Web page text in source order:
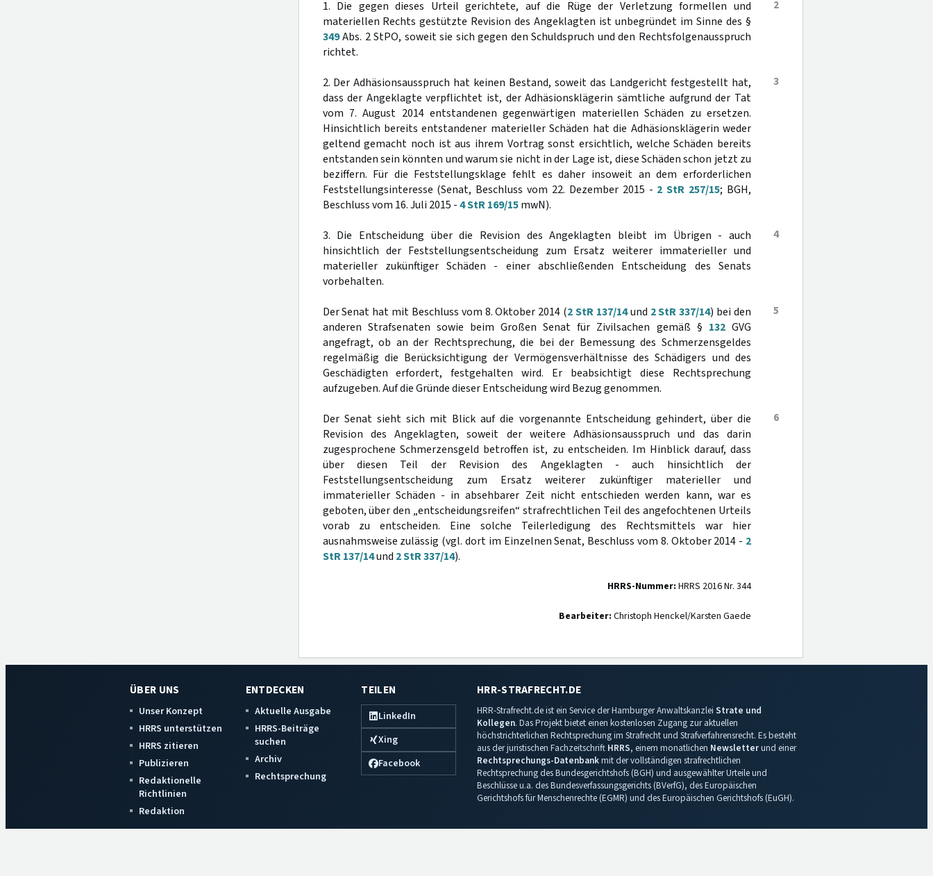
2
1. Die gegen dieses Urteil gerichtete, auf die Rüge der Verletzung formellen und
materiellen Rechts gestützte Revision des Angeklagten ist unbegründet im Sinne des §
349Abs. 2 StPO, soweit sie sich gegen den Schuldspruch und den Rechtsfolgenausspruch
richtet.
3
2. Der Adhäsionsausspruch hat keinen Bestand, soweit das Landgericht festgestellt hat,
dass der Angeklagte verpflichtet ist, der Adhäsionsklägerin sämtliche aufgrund der Tat
vom 7. August 2014 entstandenen gegenwärtigen materiellen Schäden zu ersetzen.
Hinsichtlich bereits entstandener materieller Schäden hat die Adhäsionsklägerin weder
geltend gemacht noch ist aus ihrem Vortrag sonst ersichtlich, welche Schäden bereits
entstanden sein könnten und warum sie nicht in der Lage ist, diese Schäden schon jetzt zu
beziffern. Für die Feststellungsklage fehlt es daher insoweit an dem erforderlichen
Feststellungsinteresse (Senat, Beschluss vom 22. Dezember 2015 - 2 StR 257/15; BGH,
Beschluss vom 16. Juli 2015 -4 StR 169/15mwN).
4
3. Die Entscheidung über die Revision des Angeklagten bleibt im Übrigen - auch
hinsichtlich der Feststellungsentscheidung zum Ersatz weiterer immaterieller und
materieller zukünftiger Schäden - einer abschließenden Entscheidung des Senats
vorbehalten.
5
Der Senat hat mit Beschluss vom 8. Oktober 2014 (2 StR 137/14und 2 StR 337/14) bei den
anderen Strafsenaten sowie beim Großen Senat für Zivilsachen gemäß § 132GVG
angefragt, ob an der Rechtsprechung, die bei der Bemessung des Schmerzensgeldes
regelmäßig die Berücksichtigung der Vermögensverhältnisse des Schädigers und des
Geschädigten erfordert, festgehalten wird. Er beabsichtigt diese Rechtsprechung
aufzugeben. Auf die Gründe dieser Entscheidung wird Bezug genommen.
6
Der Senat sieht sich mit Blick auf die vorgenannte Entscheidung gehindert, über die
Revision des Angeklagten, soweit der weitere Adhäsionsausspruch und das darin
zugesprochene Schmerzensgeld betroffen ist, zu entscheiden. Im Hinblick darauf, dass
über diesen Teil der Revision des Angeklagten - auch hinsichtlich der
Feststellungsentscheidung zum Ersatz weiterer zukünftiger materieller und
immaterieller Schäden - in absehbarer Zeit nicht entschieden werden kann, war es
geboten, über den „entscheidungsreifen“ strafrechtlichen Teil des angefochtenen Urteils
vorab zu entscheiden. Eine solche Teilerledigung des Rechtsmittels war hier
ausnahmsweise zulässig (vgl. dort im Einzelnen Senat, Beschluss vom 8. Oktober 2014 - 2
StR 137/14und 2 StR 337/14).
HRRS-Nummer: HRRS 2016 Nr. 344
Bearbeiter: Christoph Henckel/Karsten Gaede
ÜBER UNS
Unser Konzept
HRRS unterstützen
HRRS zitieren
Publizieren
Redaktionelle
Richtlinien
Redaktion
ENTDECKEN
Aktuelle Ausgabe
HRRS-Beiträge
suchen
Archiv
Rechtsprechung
TEILEN
LinkedIn
Xing
Facebook
HRR-STRAFRECHT.DE
HRR-Strafrecht.de ist ein Service der Hamburger Anwaltskanzlei Strate und
Kollegen. Das Projekt bietet einen kostenlosen Zugang zur aktuellen
höchstrichterlichen Rechtsprechung im Strafrecht und Strafverfahrensrecht. Es besteht
aus der juristischen Fachzeitschrift HRRS, einem monatlichen Newsletterund einer
Rechtsprechungs-Datenbankmit der vollständigen strafrechtlichen
Rechtsprechung des Bundesgerichtshofs (BGH) und ausgewählter Urteile und
Beschlüsse u.a. des Bundesverfassungsgerichts (BVerfG), des Europäischen
Gerichtshofs für Menschenrechte (EGMR) und des Europäischen Gerichtshofs (EuGH).